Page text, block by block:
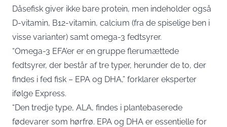
Dåsefisk giver ikke bare protein, men indeholder også
D-vitamin, B12-vitamin, calcium (fra de spiselige ben i
visse varianter) samt omega-3 fedtsyrer.
“Omega-3 EFA’er er en gruppe flerumættede
fedtsyrer, der består af tre typer, herunder de to, der
findes i fed fisk – EPA og DHA,” forklarer eksperter
ifølge Express.
“Den tredje type, ALA, findes i plantebaserede
fødevarer som hørfrø. EPA og DHA er essentielle for